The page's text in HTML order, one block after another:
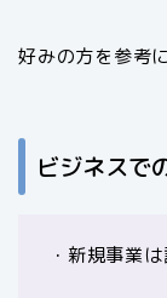
好みの方を参考
ビジネスで
・新規事業